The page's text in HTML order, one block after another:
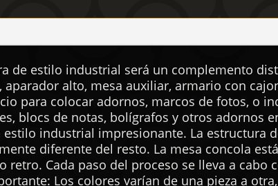
de estilo industrial será un complemento
alto, mesa auxiliar, armario con
para colocar adornos, marcos de fotos, o
blocs de notas, bolígrafos y otros adornos
industrial impresionante. La estructura
diferente del resto. La mesa concola
retro. Cada paso del proceso se lleva a cabo
Los colores varían de una pieza a